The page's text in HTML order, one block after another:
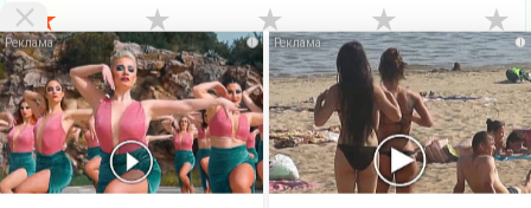
★ ★ ★ ★ ★
VKlipe.org - здесь можноскачать клипы бесплатнои смотреть клипы
онлайн без регистрации. На этой странице Вы можетеСкачать
бесплатноили посмотреть этотклип онлайн. Также есть много
других, не менее интересных клипов русских и зарубежных
исполнителей. Вверху сайта есть меню, где можно выбрать жанр
клипа. Бесплатныеновые клипыможно скачать бесплатно и без
регистрации. Если ваша скорость больше 1Мбит - Вы можете
i i